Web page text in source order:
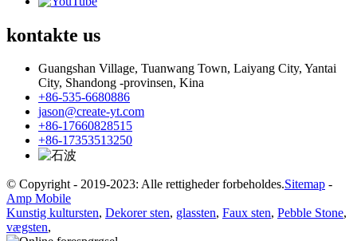
kontakte us
Guangshan Village, Tuanwang Town, Laiyang City, Yantai
City, Shandong -provinsen, Kina
+86-535-6680886
jason@create-yt.com
+86-17660828515
+86-17353513250
© Copyright - 2019-2023: Alle rettigheder forbeholdes.Sitemap -
Amp Mobile
Kunstig kultursten, Dekorer sten, glassten, Faux sten, Pebble Stone,
vægsten,